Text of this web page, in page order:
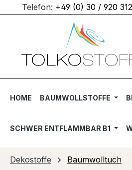
Hauptinhalt springen
Zur Suche springen
Zur Hauptnavigation springen
Telefon: +49 (0) 30 / 920
HOME BAUMWOLLSTOFFE
SCHWER ENTFLAMMBAR B1
Dekostoffe Baumwolltuch